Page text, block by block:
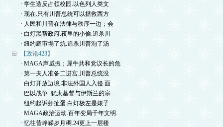
· 学生造反占领校园.以色列人类文
· 现在.只有川普总统可以拯救西方
· 人民和川普在法律与秩序一边；会
· 白灯黑帮政府.夜里的小偷.追杀川
· 纽约庭审塌了炕.追杀川普泡了汤
【政论423】
· MAGA声威振；犀牛共和党议长的危
· 第一夫人准备二进宫.川普总统没
· 白灯开放边境.非法外国人入侵.面
· 巴以战争..犹太基督与伊斯兰的宗
· 纽约起诉虾扯蛋.白灯极左是婊子
· MAGA政治运动.百年变局千年文明.
· 忆往昔峥嵘岁月稠.24更上一层楼